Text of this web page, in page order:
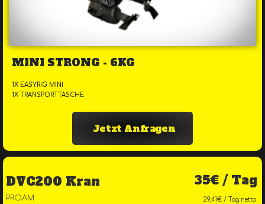
MINI STRONG - 6KG
1X EASYRIG MINI
1X TRANSPORTTASCHE
Jetzt Anfragen
DVC200 Kran 35€ / Tag
PROAM 29,41€ / Tag netto